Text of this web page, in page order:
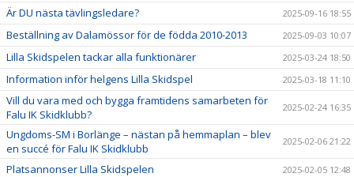
Är DU nästa tävlingsledare? 2025-09-16 18:55
Beställning av Dalamössor för de födda 2010-2013 2025-09-03 10:07
Lilla Skidspelen tackar alla funktionärer 2025-03-24 18:50
Information inför helgens Lilla Skidspel 2025-03-18 11:10
Vill du vara med och bygga framtidens samarbeten för
Falu IK Skidklubb?
2025-02-24 16:35
Ungdoms-SM i Borlänge – nästan på hemmaplan – blev
en succé för Falu IK Skidklubb
2025-02-06 21:22
Platsannonser Lilla Skidspelen 2025-02-05 12:48